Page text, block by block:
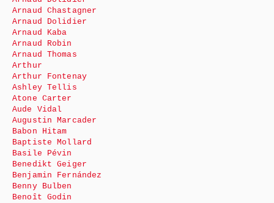
Arnaud Chastagner
Arnaud Dolidier
Arnaud Kaba
Arnaud Robin
Arnaud Thomas
Arthur
Arthur Fontenay
Ashley Tellis
Atone Carter
Aude Vidal
Augustin Marcader
Babon Hitam
Baptiste Mollard
Basile Pévin
Benedikt Geiger
Benjamin Fernández
Benny Bulben
Benoît Godin